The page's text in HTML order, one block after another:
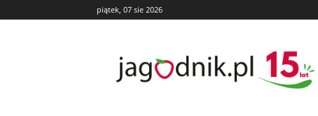
piątek, 07 sie 2026